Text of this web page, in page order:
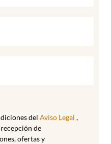
del Aviso Legal ,
de
ofertas y